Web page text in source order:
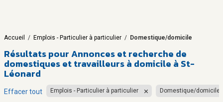
Accueil / Emplois - Particulier à particulier / Domestique/domicile
Résultats pourAnnonces et recherche de
domestiques et travailleurs à domicile à St-
Léonard
Effacer tout Emplois - Particulier à particulier Domestique/domicile